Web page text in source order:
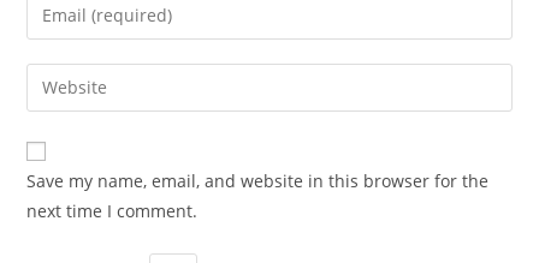
comment
Enter
your
email
address
comment
Enter
your
website
URL
(optional)
Save my name, email, and website in this browser for the
next time I comment.